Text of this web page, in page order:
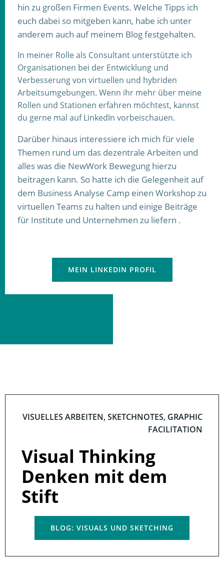
hin zu großen Firmen Events. Welche Tipps ich
euch dabei so mitgeben kann, habe ich unter
anderem auch auf meinem Blog festgehalten.
In meiner Rolle als Consultant unterstützte ich
Organisationen bei der Entwicklung und
Verbesserung von virtuellen und hybriden
Arbeitsumgebungen. Wenn ihr mehr über meine
Rollen und Stationen erfahren möchtest, kannst
du gerne mal auf LinkedIn vorbeischauen.
Darüber hinaus interessiere ich mich für viele
Themen rund um das dezentrale Arbeiten und
alles was die NewWork Bewegung hierzu
beitragen kann. So hatte ich die Gelegenheit auf
dem Business Analyse Camp einen Workshop zu
virtuellen Teams zu halten und einige Beiträge
für Institute und Unternehmen zu liefern .
MEIN LINKEDIN PROFIL
VISUELLES ARBEITEN, SKETCHNOTES, GRAPHIC
FACILITATION
Visual Thinking
Denken mit dem
Stift
BLOG: VISUALS UND SKETCHING